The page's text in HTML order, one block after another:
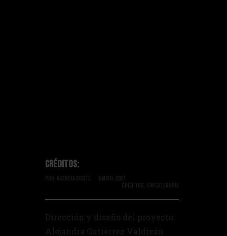
Créditos:
Por: Agencia Ocote
6 mayo, 2021
CRÉDITOS, SIN CATEGORÍA
Dirección y diseño del proyecto:
Alejandra Gutiérrez Valdizán